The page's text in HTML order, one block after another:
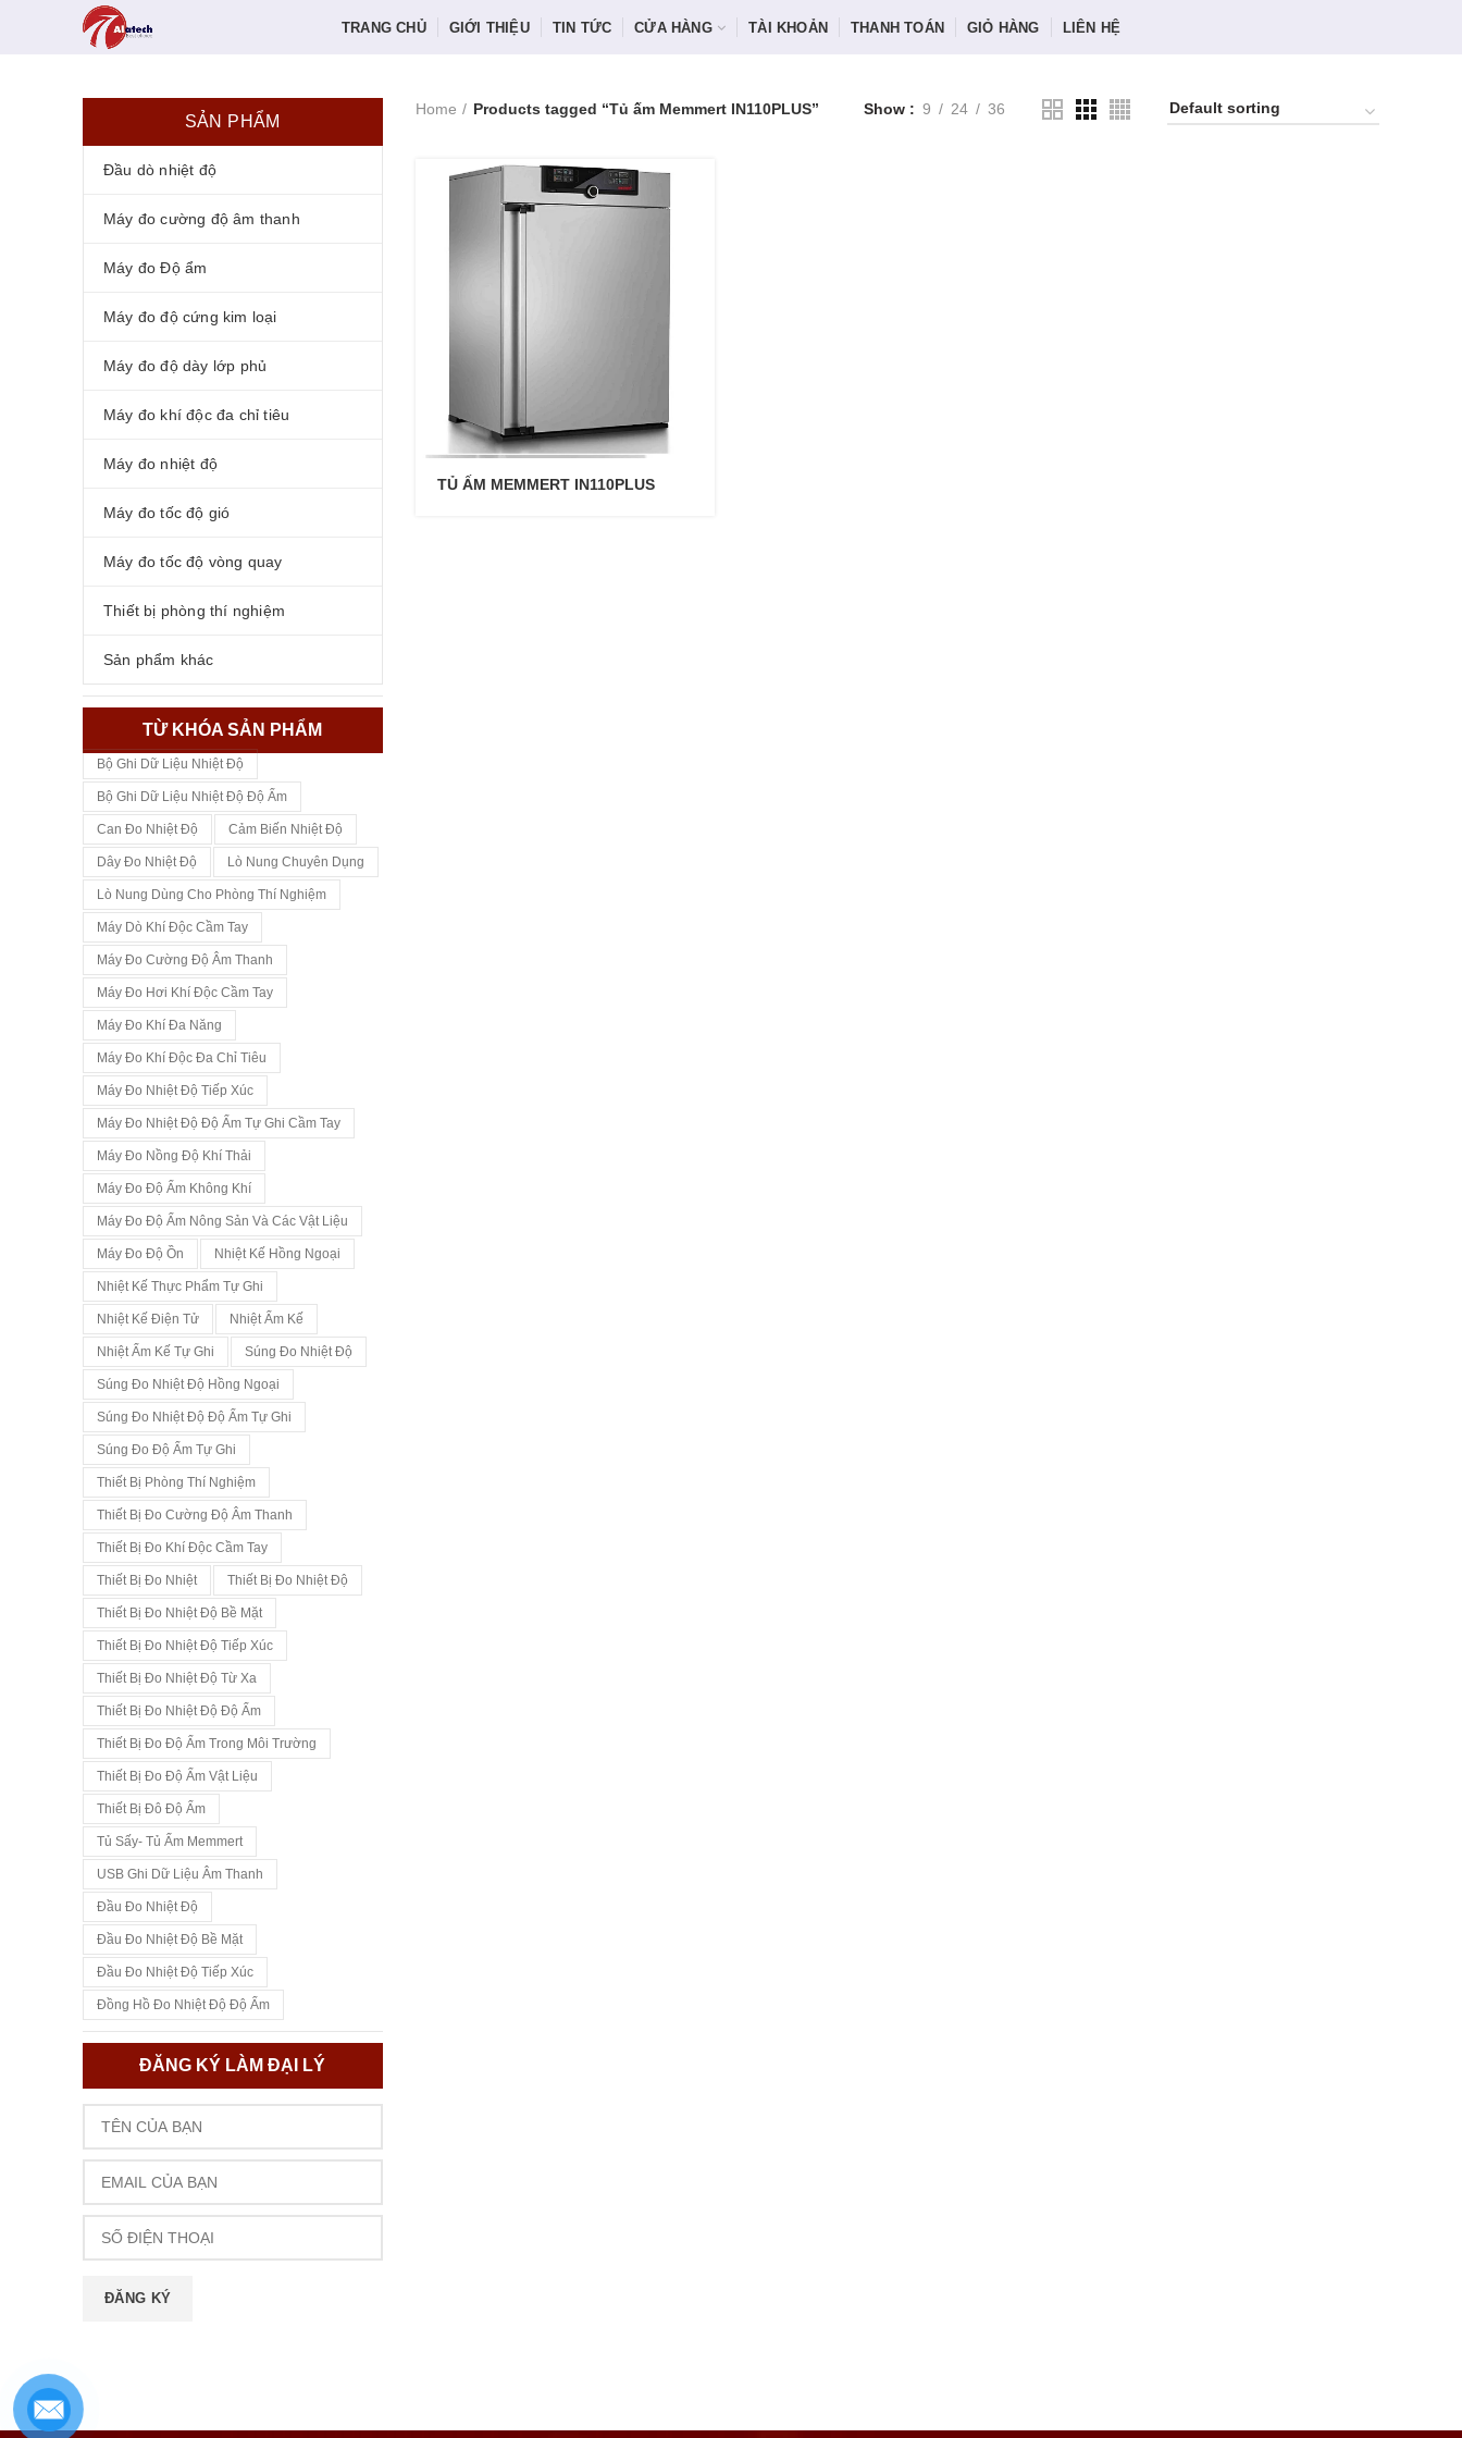
TRANG CHỦ GIỚI THIỆU TIN TỨC CỬA HÀNG TÀI KHOẢN THANH TOÁN GIỎ HÀNG LIÊN HỆ
Home Products tagged “Tủ ấm Memmert IN110PLUS” Show 9 24 36
TỦ ẤM MEMMERT IN110PLUS
SẢN PHẨM
Đầu dò nhiệt độ
Máy đo cường độ âm thanh
Máy đo Độ ẩm
Máy đo độ cứng kim loại
Máy đo độ dày lớp phủ
Máy đo khí độc đa chỉ tiêu
Máy đo nhiệt độ
Máy đo tốc độ gió
Máy đo tốc độ vòng quay
Thiết bị phòng thí nghiệm
Sản phẩm khác
TỪ KHÓA SẢN PHẨM
Bộ Ghi Dữ Liệu Nhiệt Độ
Bộ Ghi Dữ Liệu Nhiệt Độ Độ Ẩm
Can Đo Nhiệt Độ Cảm Biến Nhiệt Độ
Dây Đo Nhiệt Độ Lò Nung Chuyên Dụng
Lò Nung Dùng Cho Phòng Thí Nghiệm
Máy Dò Khí Độc Cầm Tay
Máy Đo Cường Độ Âm Thanh
Máy Đo Hơi Khí Độc Cầm Tay
Máy Đo Khí Đa Năng
Máy Đo Khí Độc Đa Chỉ Tiêu
Máy Đo Nhiệt Độ Tiếp Xúc
Máy Đo Nhiệt Độ Độ Ẩm Tự Ghi Cầm Tay
Máy Đo Nồng Độ Khí Thải
Máy Đo Độ Ẩm Không Khí
Máy Đo Độ Ẩm Nông Sản Và Các Vật Liệu
Máy Đo Độ Ồn Nhiệt Kế Hồng Ngoại
Nhiệt Kế Thực Phẩm Tự Ghi
Nhiệt Kế Điện Tử Nhiệt Ẩm Kế
Nhiệt Ẩm Kế Tự Ghi Súng Đo Nhiệt Độ
Súng Đo Nhiệt Độ Hồng Ngoại
Súng Đo Nhiệt Độ Độ Ẩm Tự Ghi
Súng Đo Độ Ẩm Tự Ghi
Thiết Bị Phòng Thí Nghiệm
Thiết Bị Đo Cường Độ Âm Thanh
Thiết Bị Đo Khí Độc Cầm Tay
Thiết Bị Đo Nhiệt Thiết Bị Đo Nhiệt Độ
Thiết Bị Đo Nhiệt Độ Bề Mặt
Thiết Bị Đo Nhiệt Độ Tiếp Xúc
Thiết Bị Đo Nhiệt Độ Từ Xa
Thiết Bị Đo Nhiệt Độ Độ Ẩm
Thiết Bị Đo Độ Ẩm Trong Môi Trường
Thiết Bị Đo Độ Ẩm Vật Liệu
Thiết Bị Đô Độ Ẩm
Tủ Sấy- Tủ Ấm Memmert
USB Ghi Dữ Liệu Âm Thanh
Đầu Đo Nhiệt Độ
Đầu Đo Nhiệt Độ Bề Mặt
Đầu Đo Nhiệt Độ Tiếp Xúc
Đồng Hồ Đo Nhiệt Độ Độ Ẩm
ĐĂNG KÝ LÀM ĐẠI LÝ